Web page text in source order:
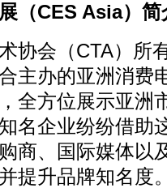
CES Asia）简
会（CTA）所
主办的亚洲消费
全方位展示亚洲
名企业纷纷借助
商、国际媒体以
提升品牌知名度